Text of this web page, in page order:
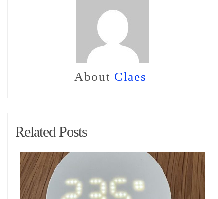
About Claes
Related Posts